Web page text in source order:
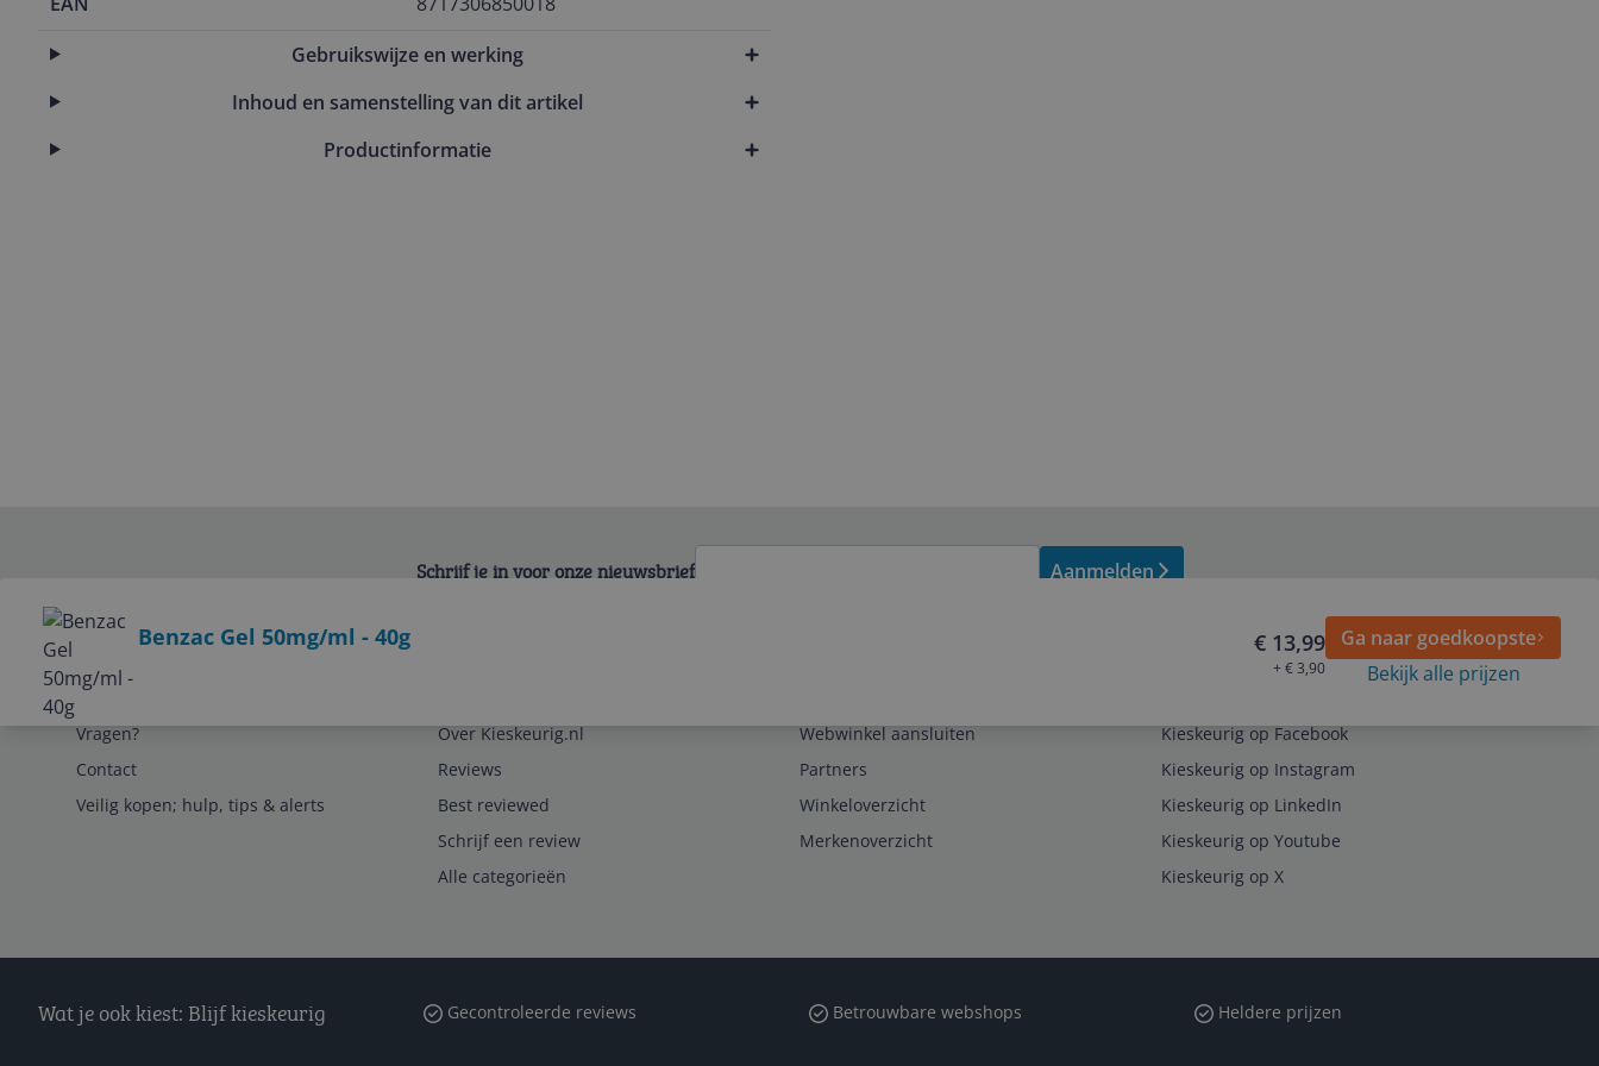
Gebruikswijze en werking
Inhoud en samenstelling van dit artikel
Productinformatie
Benzac Gel 50mg/ml - 40g € 13,99
+ € 3,90
Ga naar goedkoopste
Bekijk alle prijzen
Schrijf je in voor onze nieuwsbrief Aanmelden
Service
Vragen?
Contact
Veilig kopen; hulp, tips & alerts
Over Kieskeurig.nl
Reviews
Best reviewed
Schrijf een review
Alle categorieën
Webwinkel aansluiten
Partners
Winkeloverzicht
Merkenoverzicht
Kieskeurig op Facebook
Kieskeurig op Instagram
Kieskeurig op LinkedIn
Kieskeurig op Youtube
Kieskeurig op X
Wat je ook kiest: Blijf kieskeurig Gecontroleerde reviews Betrouwbare webshops Heldere prijzen